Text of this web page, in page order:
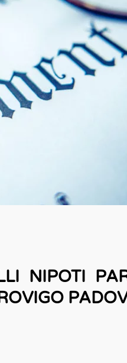
NIPOTI